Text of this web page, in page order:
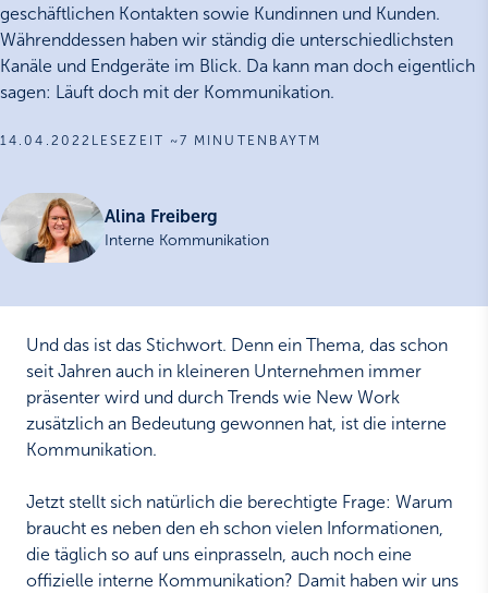
geschäftlichen Kontakten sowie Kundinnen und Kunden.
Währenddessen haben wir ständig die unterschiedlichsten
Kanäle und Endgeräte im Blick. Da kann man doch eigentlich
sagen: Läuft doch mit der Kommunikation.
14.04.2022 LESEZEIT ~7 MINUTEN BAYTM
Alina Freiberg
Interne Kommunikation
Und das ist das Stichwort. Denn ein Thema, das schon
seit Jahren auch in kleineren Unternehmen immer
präsenter wird und durch Trends wie New Work
zusätzlich an Bedeutung gewonnen hat, ist die interne
Kommunikation.
Jetzt stellt sich natürlich die berechtigte Frage: Warum
braucht es neben den eh schon vielen Informationen,
die täglich so auf uns einprasseln, auch noch eine
offizielle interne Kommunikation? Damit haben wir uns